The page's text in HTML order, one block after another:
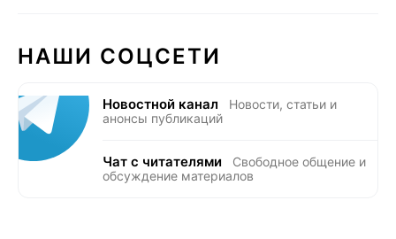
НАШИ СОЦСЕТИ
Новостной канал
Новости, статьи и
анонсы публикаций
Чат с читателями
Свободное общение и
обсуждение материалов